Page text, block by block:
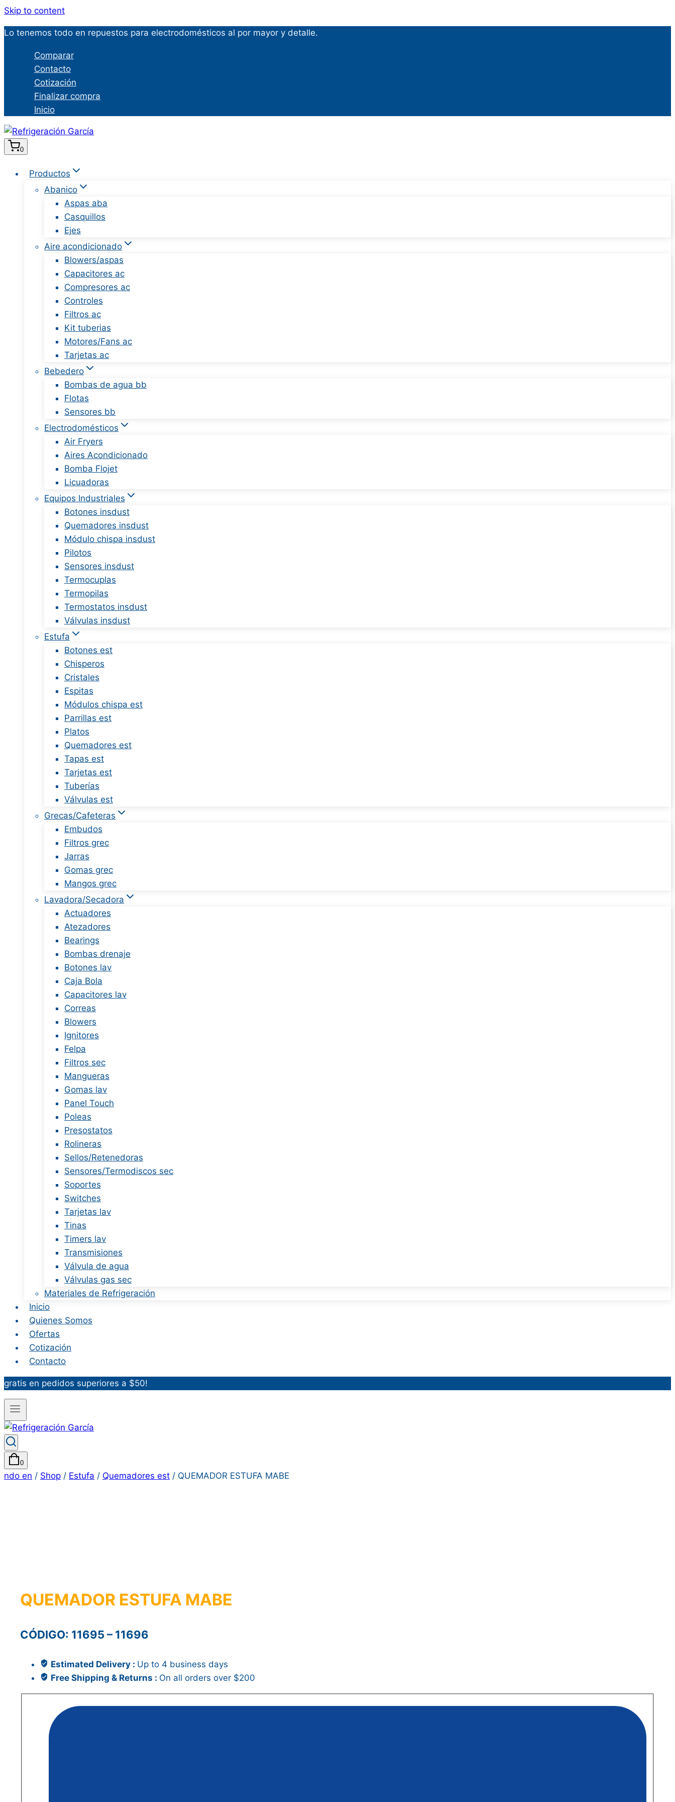
Skip to content
Lo tenemos todo en repuestos para electrodomésticos al por mayor y detalle.
Comparar
Contacto
Cotización
Finalizar compra
Inicio
0
Productos
Abanico
Aspas aba
Casquillos
Ejes
Aire acondicionado
Blowers/aspas
Capacitores ac
Compresores ac
Controles
Filtros ac
Kit tuberias
Motores/Fans ac
Tarjetas ac
Bebedero
Bombas de agua bb
Flotas
Sensores bb
Electrodomésticos
Air Fryers
Aires Acondicionado
Bomba Flojet
Licuadoras
Equipos Industriales
Botones insdust
Quemadores insdust
Módulo chispa insdust
Pilotos
Sensores insdust
Termocuplas
Termopilas
Termostatos insdust
Válvulas insdust
Estufa
Botones est
Chisperos
Cristales
Espitas
Módulos chispa est
Parrillas est
Platos
Quemadores est
Tapas est
Tarjetas est
Tuberías
Válvulas est
Grecas/Cafeteras
Embudos
Filtros grec
Jarras
Gomas grec
Mangos grec
Lavadora/Secadora
Actuadores
Atezadores
Bearings
Bombas drenaje
Botones lav
Caja Bola
Capacitores lav
Correas
Blowers
Ignitores
Felpa
Filtros sec
Mangueras
Gomas lav
Panel Touch
Poleas
Presostatos
Rolineras
Sellos/Retenedoras
Sensores/Termodiscos sec
Soportes
Switches
Tarjetas lav
Tinas
Timers lav
Transmisiones
Válvula de agua
Válvulas gas sec
Materiales de Refrigeración
Inicio
Quienes Somos
Ofertas
Cotización
Contacto
gratis en pedidos superiores a $50!
0
ndo en / Shop / Estufa / Quemadores est / QUEMADOR ESTUFA MABE
QUEMADOR ESTUFA MABE
CÓDIGO: 11695 – 11696
Estimated Delivery : Up to 4 business days
Free Shipping & Returns : On all orders over $200